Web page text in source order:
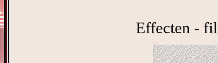
Effecten -